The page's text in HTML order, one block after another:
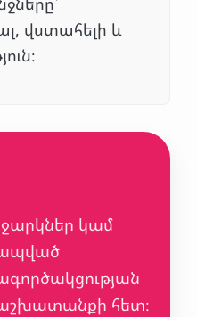
վստահելի և
կամ
հետ։